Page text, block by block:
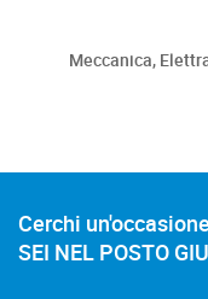
Meccanica,
Cerchi
SEI NEL POSTO